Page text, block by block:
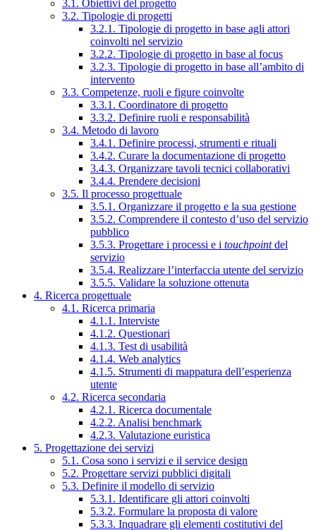
3.1. Obiettivi del progetto
3.2. Tipologie di progetti
3.2.1. Tipologie di progetto in base agli attori
coinvolti nel servizio
3.2.2. Tipologie di progetto in base al focus
3.2.3. Tipologie di progetto in base all’ambito di
intervento
3.3. Competenze, ruoli e figure coinvolte
3.3.1. Coordinatore di progetto
3.3.2. Definire ruoli e responsabilità
3.4. Metodo di lavoro
3.4.1. Definire processi, strumenti e rituali
3.4.2. Curare la documentazione di progetto
3.4.3. Organizzare tavoli tecnici collaborativi
3.4.4. Prendere decisioni
3.5. Il processo progettuale
3.5.1. Organizzare il progetto e la sua gestione
3.5.2. Comprendere il contesto d’uso del servizio
pubblico
3.5.3. Progettare i processi e i touchpointdel
servizio
3.5.4. Realizzare l’interfaccia utente del servizio
3.5.5. Validare la soluzione ottenuta
4. Ricerca progettuale
4.1. Ricerca primaria
4.1.1. Interviste
4.1.2. Questionari
4.1.3. Test di usabilità
4.1.4. Web analytics
4.1.5. Strumenti di mappatura dell’esperienza
utente
4.2. Ricerca secondaria
4.2.1. Ricerca documentale
4.2.2. Analisi benchmark
4.2.3. Valutazione euristica
5. Progettazione dei servizi
5.1. Cosa sono i servizi e il service design
5.2. Progettare servizi pubblici digitali
5.3. Definire il modello di servizio
5.3.1. Identificare gli attori coinvolti
5.3.2. Formulare la proposta di valore
5.3.3. Inquadrare gli elementi costitutivi del